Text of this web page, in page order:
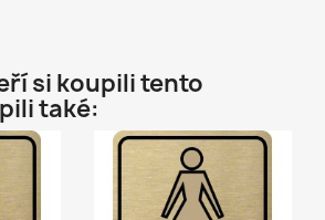
si koupili tento
také: